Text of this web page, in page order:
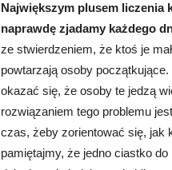
Największym plusem liczenia
naprawdę zjadamy każdego
ze stwierdzeniem, że ktoś je
powtarzają osoby
okazać się, że osoby te jedzą
rozwiązaniem tego problemu
czas, żeby zorientować się, jak
pamiętajmy, że jedno ciastko